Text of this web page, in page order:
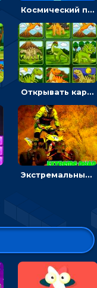
Космический побег: двигать космонавта, чтобы попасть к кораблю
Открывать картинки с динозаврами и складывать в пары по памяти - головоломка
Экстремальные пазлы с квадроциклами: собирать крутые тачки